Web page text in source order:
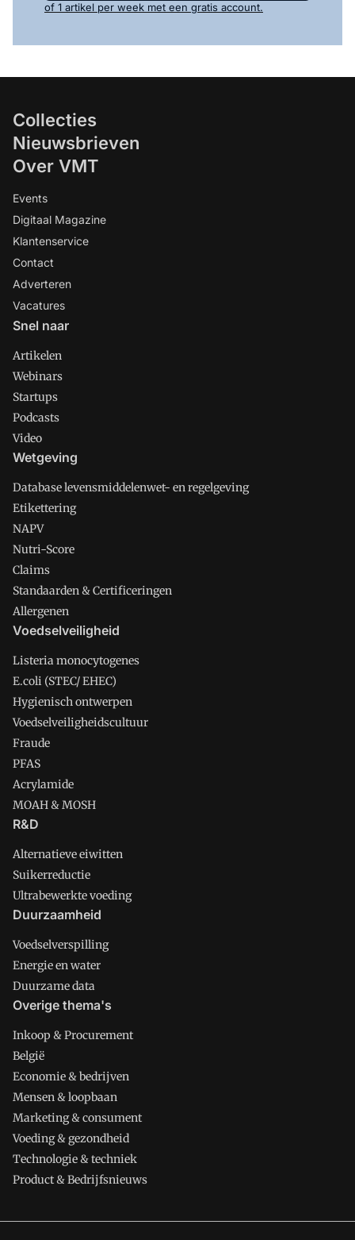
of 1 artikel per week met een gratis account.
Collecties
Nieuwsbrieven
Over VMT
Events
Digitaal Magazine
Klantenservice
Contact
Adverteren
Vacatures
Snel naar
Artikelen
Webinars
Startups
Podcasts
Video
Wetgeving
Database levensmiddelenwet- en regelgeving
Etikettering
NAPV
Nutri-Score
Claims
Standaarden & Certificeringen
Allergenen
Voedselveiligheid
Listeria monocytogenes
E.coli (STEC/ EHEC)
Hygienisch ontwerpen
Voedselveiligheidscultuur
Fraude
PFAS
Acrylamide
MOAH & MOSH
R&D
Alternatieve eiwitten
Suikerreductie
Ultrabewerkte voeding
Duurzaamheid
Voedselverspilling
Energie en water
Duurzame data
Overige thema's
Inkoop & Procurement
België
Economie & bedrijven
Mensen & loopbaan
Marketing & consument
Voeding & gezondheid
Technologie & techniek
Product & Bedrijfsnieuws